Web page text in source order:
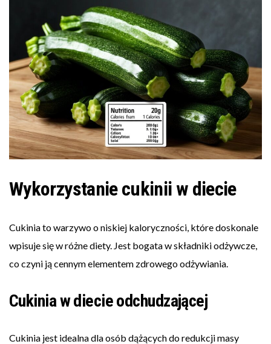
Wykorzystanie cukinii w diecie
Cukinia to warzywo o niskiej kaloryczności, które doskonale
wpisuje się w różne diety. Jest bogata w składniki odżywcze,
co czyni ją cennym elementem zdrowego odżywiania.
Cukinia w diecie odchudzającej
Cukinia jest idealna dla osób dążących do redukcji masy